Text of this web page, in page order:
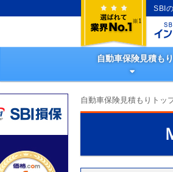
SBI
自動車保険見積もり
自動車保険見積もりトッ